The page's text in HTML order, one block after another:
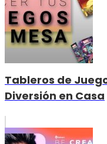
Tableros de
Diversión en Casa